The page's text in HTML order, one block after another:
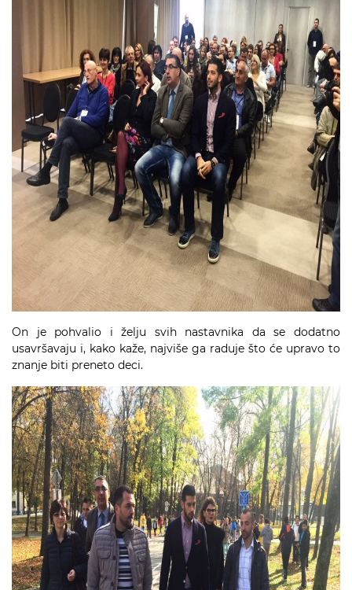
On je pohvalio i želju svih nastavnika da se dodatno
usavršavaju i, kako kaže, najviše ga raduje što će upravo to
znanje biti preneto deci.